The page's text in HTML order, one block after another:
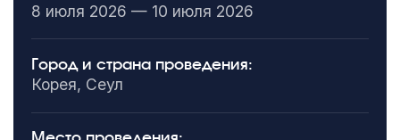
8 июля 2026 — 10 июля 2026
Город и страна проведения:
Корея, Сеул